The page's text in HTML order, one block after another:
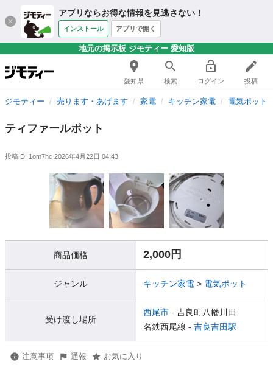
アプリならお得な情報を見逃さない！
インストール アプリで開く
地元の掲示板 ジモティー 愛知版
愛知県 検索 ログイン 投稿
ジモティー 売ります・あげます 家電 キッチン家電 電気ポット
ティファールポット
投稿ID: 1om7hc 2026年4月22日 04:43
商品価格 2,000円
ジャンル キッチン家電 > 電気ポット
受け渡し場所
西尾市 - 吉良町八幡川田
名鉄西尾線 - 吉良吉田駅
注意事項 通報 お気に入り